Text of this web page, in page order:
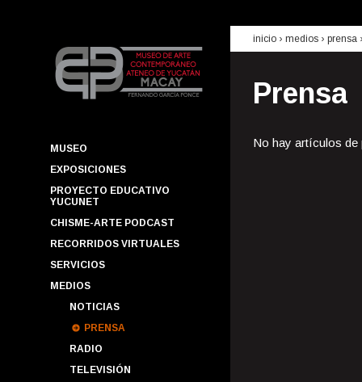
MUSEO
EXPOSICIONES
PROYECTO EDUCATIVO
YUCUNET
CHISME-ARTE PODCAST
RECORRIDOS VIRTUALES
SERVICIOS
MEDIOS
NOTICIAS
PRENSA
RADIO
TELEVISIÓN
inicio › medios › prensa
Prensa
No hay artículos de